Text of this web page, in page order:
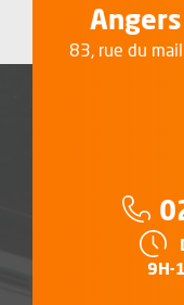
83, rue du
9H-